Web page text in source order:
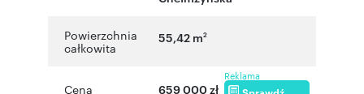
Powierzchnia
całkowita
55,42 m2
Cena 659 000 zł
Reklama